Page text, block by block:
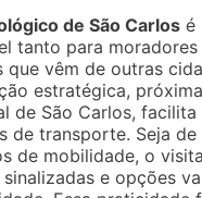
de São Carlos é
tanto para
vêm de outras
estratégica,
de São Carlos, facilita
de transporte. Seja de
de mobilidade, o
e opções